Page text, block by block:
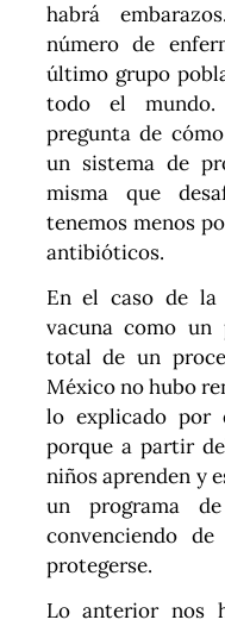
habrá
número de
último grupo
todo el
pregunta de
un sistema de
misma que
tenemos menos
antibióticos.
En el caso de
vacuna como
total de un
México no hubo
lo explicado por
porque a partir
niños aprenden y
un programa
convenciendo
protegerse.
Lo anterior nos